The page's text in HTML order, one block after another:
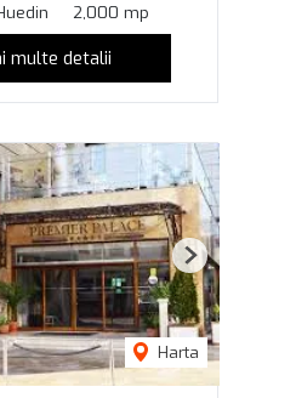
2,000 mp
multe detalii
Harta
Next